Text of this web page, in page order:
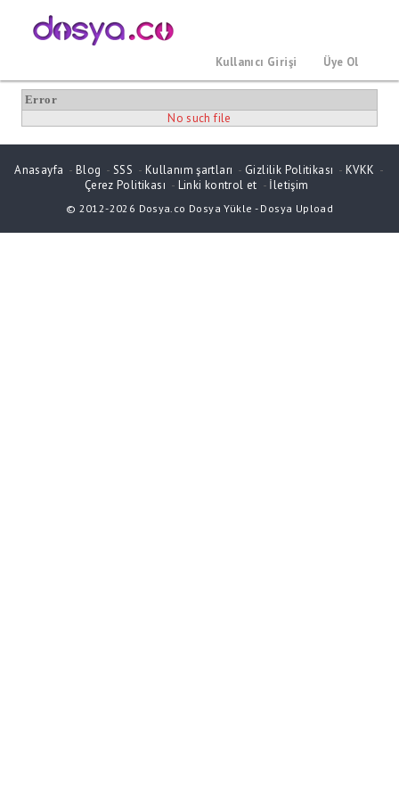
Kullanıcı Girişi Üye Ol
Error
No such file
Anasayfa - Blog -SSS - Kullanım şartları - Gizlilik Politikası - KVKK -
Çerez Politikası - Linki kontrol et - İletişim
© 2012-2026 Dosya.co Dosya Yükle - Dosya Upload